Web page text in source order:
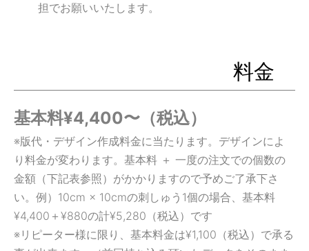
担でお願いいたします。
料金
基本料¥4,400〜（税込）
※版代・デザイン作成料金に当たります。デザインによ
り料金が変わります。基本料 ＋ 一度の注文での個数の
金額（下記表参照）がかかりますので予めご了承下さ
い。例）10cm × 10cmの刺しゅう1個の場合、基本料
¥4,400＋¥880の計¥5,280（税込）です
※リピーター様に限り、基本料金は¥1,100（税込）で承る